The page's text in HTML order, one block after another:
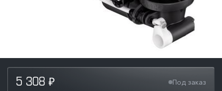
5 308 ₽ Под заказ